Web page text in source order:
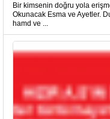
Bir kimsenin doğru yola
Okunacak Esma ve Ayetler.
hamd ve ...